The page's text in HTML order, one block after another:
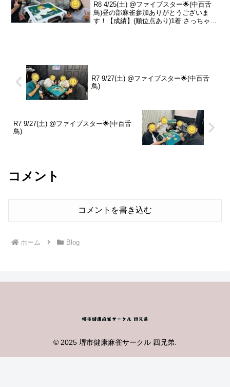
R8 4/25(土) @ファイブスター🌟(中百舌
鳥)昼の部麻雀参加ありがとうございま
す！【成績】(順位点あり)1着 さっちゃん
R7 9/27(土) @ファイブスター🌟(中百舌
鳥)
R7 9/27(土) @ファイブスター🌟(中百舌
鳥)
コメント
コメントを書き込む
ホーム Blog
© 2025 堺市健康麻雀サークル 四兄弟.